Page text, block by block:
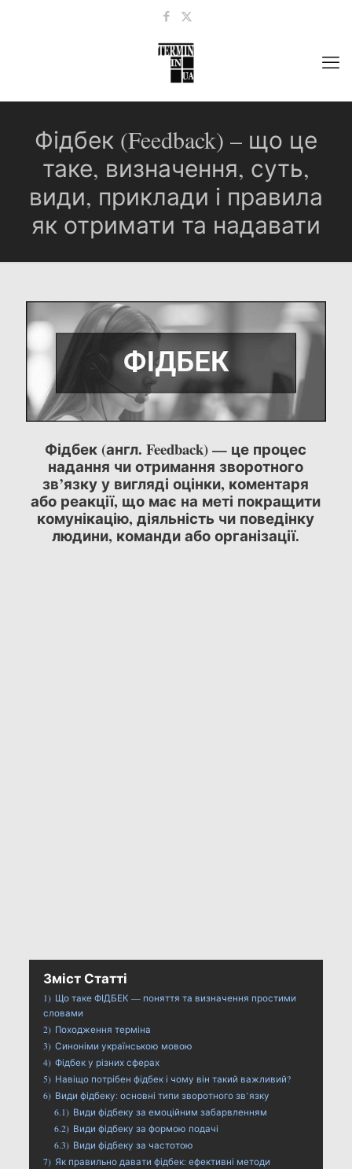
Фідбек (Feedback) – що це
таке, визначення, суть,
види, приклади і правила
як отримати та надавати
Фідбек (англ. Feedback) — це процес
надання чи отримання зворотного
зв’язку у вигляді оцінки, коментаря
або реакції, що має на меті покращити
комунікацію, діяльність чи поведінку
людини, команди або організації.
Зміст Статті
1) Що таке ФІДБЕК — поняття та визначення простими
словами
2) Походження терміна
3) Синоніми українською мовою
4) Фідбек у різних сферах
5) Навіщо потрібен фідбек і чому він такий важливий?
6) Види фідбеку: основні типи зворотного зв’язку
6.1) Види фідбеку за емоційним забарвленням
6.2) Види фідбеку за формою подачі
6.3) Види фідбеку за частотою
7) Як правильно давати фідбек: ефективні методи